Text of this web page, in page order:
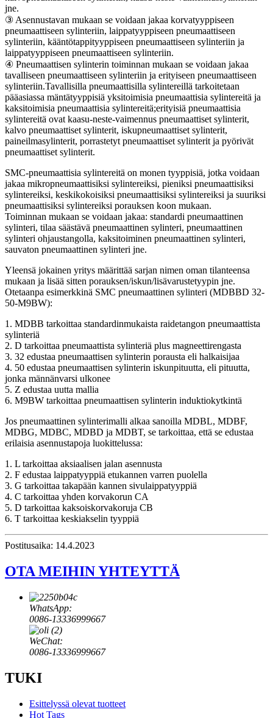
jne.
③ Asennustavan mukaan se voidaan jakaa korvatyyppiseen
pneumaattiseen sylinteriin, laippatyyppiseen pneumaattiseen
sylinteriin, kääntötappityyppiseen pneumaattiseen sylinteriin ja
laippatyyppiseen pneumaattiseen sylinteriin.
④ Pneumaattisen sylinterin toiminnan mukaan se voidaan jakaa
tavalliseen pneumaattiseen sylinteriin ja erityiseen pneumaattiseen
sylinteriin.Tavallisilla pneumaattisilla sylintereillä tarkoitetaan
pääasiassa mäntätyyppisiä yksitoimisia pneumaattisia sylintereitä ja
kaksitoimisia pneumaattisia sylintereitä;erityisiä pneumaattisia
sylintereitä ovat kaasu-neste-vaimennus pneumaattiset sylinterit,
kalvo pneumaattiset sylinterit, iskupneumaattiset sylinterit,
paineilmasylinterit, porrastetyt pneumaattiset sylinterit ja pyörivät
pneumaattiset sylinterit.
SMC-pneumaattisia sylintereitä on monen tyyppisiä, jotka voidaan
jakaa mikropneumaattisiksi sylintereiksi, pieniksi pneumaattisiksi
sylintereiksi, keskikokoisiksi pneumaattisiksi sylintereiksi ja suuriksi
pneumaattisiksi sylintereiksi porauksen koon mukaan.
Toiminnan mukaan se voidaan jakaa: standardi pneumaattinen
sylinteri, tilaa säästävä pneumaattinen sylinteri, pneumaattinen
sylinteri ohjaustangolla, kaksitoiminen pneumaattinen sylinteri,
sauvaton pneumaattinen sylinteri jne.
Yleensä jokainen yritys määrittää sarjan nimen oman tilanteensa
mukaan ja lisää sitten porauksen/iskun/lisävarustetyypin jne.
Otetaanpa esimerkkinä SMC pneumaattinen sylinteri (MDBBD 32-
50-M9BW):
1. MDBB tarkoittaa standardinmukaista raidetangon pneumaattista
sylinteriä
2. D tarkoittaa pneumaattista sylinteriä plus magneettirengasta
3. 32 edustaa pneumaattisen sylinterin porausta eli halkaisijaa
4. 50 edustaa pneumaattisen sylinterin iskunpituutta, eli pituutta,
jonka männänvarsi ulkonee
5. Z edustaa uutta mallia
6. M9BW tarkoittaa pneumaattisen sylinterin induktiokytkintä
Jos pneumaattinen sylinterimalli alkaa sanoilla MDBL, MDBF,
MDBG, MDBC, MDBD ja MDBT, se tarkoittaa, että se edustaa
erilaisia ​​asennustapoja luokittelussa:
1. L tarkoittaa aksiaalisen jalan asennusta
2. F edustaa laippatyyppiä etukannen varren puolella
3. G tarkoittaa takapään kannen sivulaippatyyppiä
4. C tarkoittaa yhden korvakorun CA
5. D tarkoittaa kaksoiskorvakoruja CB
6. T tarkoittaa keskiakselin tyyppiä
Postitusaika: 14.4.2023
OTA MEIHIN YHTEYTTÄ
WhatsApp:
0086-13336999667
WeChat:
0086-13336999667
TUKI
Esittelyssä olevat tuotteet
Hot Tags